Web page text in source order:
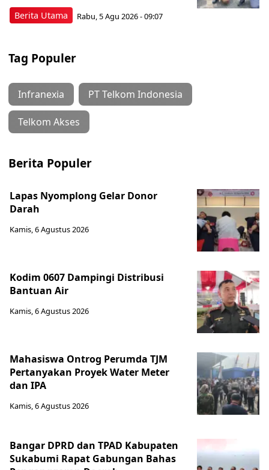
Berita Utama Rabu, 5 Agu 2026 - 09:07
Tag Populer
Infranexia PT Telkom Indonesia
Telkom Akses
Berita Populer
Lapas Nyomplong Gelar Donor
Darah
Kamis, 6 Agustus 2026
Kodim 0607 Dampingi Distribusi
Bantuan Air
Kamis, 6 Agustus 2026
Mahasiswa Ontrog Perumda TJM
Pertanyakan Proyek Water Meter
dan IPA
Kamis, 6 Agustus 2026
Bangar DPRD dan TPAD Kabupaten
Sukabumi Rapat Gabungan Bahas